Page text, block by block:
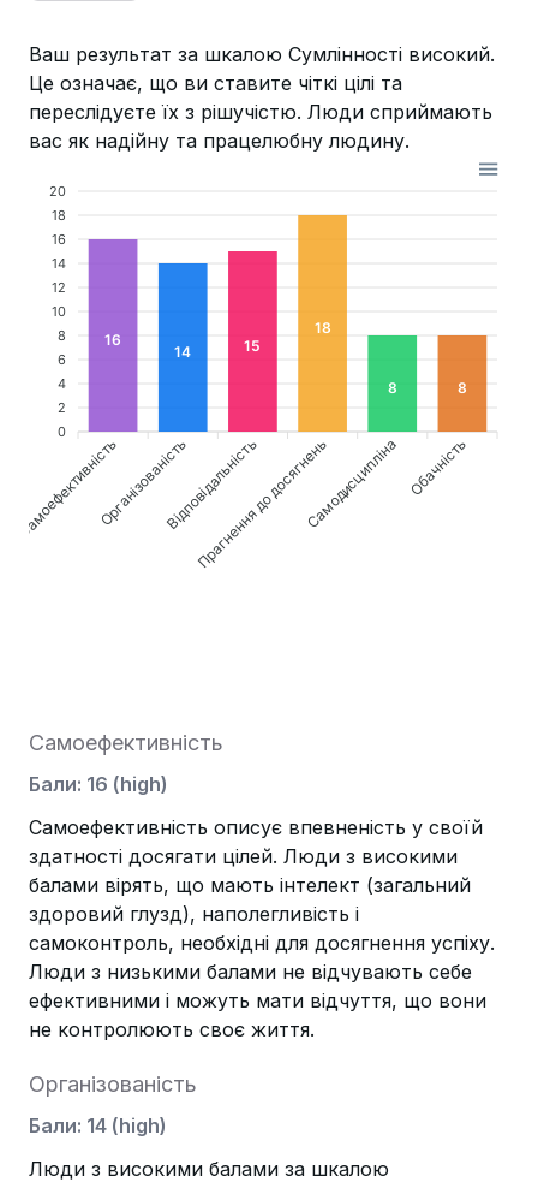
Ваш результат за шкалою Сумлінності високий.
Це означає, що ви ставите чіткі цілі та
переслідуєте їх з рішучістю. Люди сприймають
вас як надійну та працелюбну людину.
20
18
16
14
12
10
8
6
4
2
0
16
14 15
18
8 8
СамоефективністьОрганізованістьВідповідальність
Прагнення до досягненьСамодисципліна Обачність
Самоефективність
Бали: 16 (high)
Самоефективність описує впевненість у своїй
здатності досягати цілей. Люди з високими
балами вірять, що мають інтелект (загальний
здоровий глузд), наполегливість і
самоконтроль, необхідні для досягнення успіху.
Люди з низькими балами не відчувають себе
ефективними і можуть мати відчуття, що вони
не контролюють своє життя.
Організованість
Бали: 14 (high)
Люди з високими балами за шкалою